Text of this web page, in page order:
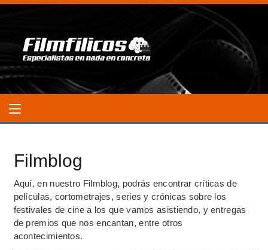
Filmblog
Aquí, en nuestro Filmblog, podrás encontrar críticas de
películas, cortometrajes, series y crónicas sobre los
festivales de cine a los que vamos asistiendo, y entregas
de premios que nos encantan, entre otros
acontecimientos.